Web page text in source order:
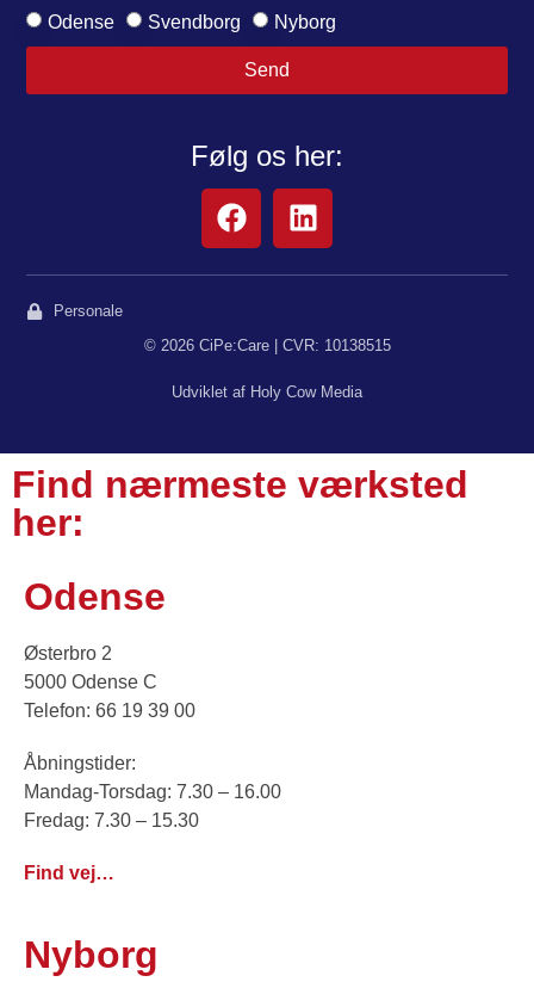
Odense Svendborg Nyborg
Send
Følg os her:
Personale
© 2026 CiPe:Care | CVR: 10138515
Udviklet af Holy Cow Media
Find nærmeste værksted
her:
Odense
Østerbro 2
5000 Odense C
Telefon: 66 19 39 00
Åbningstider:
Mandag-Torsdag: 7.30 – 16.00
Fredag: 7.30 – 15.30
Find vej…
Nyborg